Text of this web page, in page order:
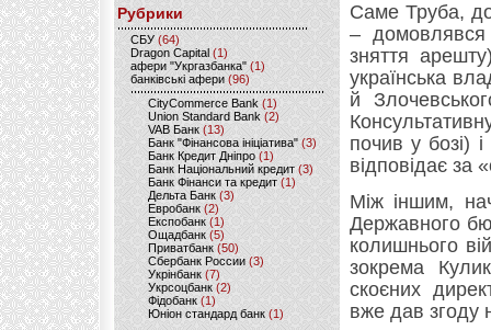
Рубрики
CБУ (64)
Dragon Capital (1)
афери "Укргазбанка" (1)
банківські афери (96)
CityCommerce Bank (1)
Union Standard Bank (2)
VAB Банк (13)
Банк "Фінансова ініціатива" (3)
Банк Кредит Дніпро (1)
Банк Національний кредит (3)
Банк Фінанси та кредит (1)
Дельта Банк (3)
Евробанк(2)
Експобанк (1)
Ощадбанк(5)
Приватбанк (50)
Сбербанк России (3)
Укрінбанк(7)
Укрсоцбанк (2)
Фідобанк (1)
Юніон стандард банк(1)
Саме Труба, до
–
зняття
українська
й
почив у бозі)
відповідає за
Між іншим,
Державного
колишнього
зокрема
скоєних
вже дав згоду